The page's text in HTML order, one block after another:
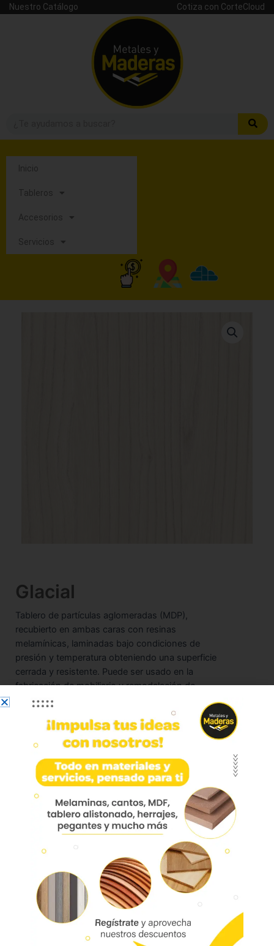
Nuestro Catálogo Cotiza con CorteCloud
Inicio
Tableros
Accesorios
Servicios
Glacial
Tablero de partículas aglomeradas (MDP),
recubierto en ambas caras con resinas
melamínicas, laminadas bajo condiciones de
presión y temperatura obteniendo una superficie
cerrada y resistente. Puede ser usado en la
fabricación de mobiliario y remodelación de
interiores.
Dimensiones:
183 x 244
Disponible en texturas:
Soft (bajo pedido) – Rustik (bajo pedido) –
Madera
Supercor – Unicor – Superfondo
Características:
Resistencia al desgaste, al impacto, a
rayones, a agentes químicos y altas
temperaturas.
Se puede usar vertical y horizontalmente